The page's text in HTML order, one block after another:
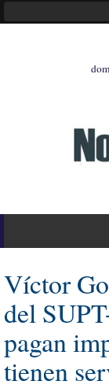
Víctor
del
pagan
tienen